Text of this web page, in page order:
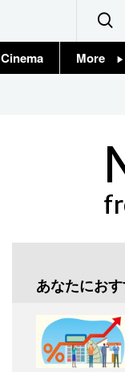
Cinema More
あなたにお